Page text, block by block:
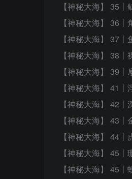
【神秘大海】 35
【神秘大海】 36
【神秘大海】 37
【神秘大海】 38
【神秘大海】 39
【神秘大海】 41
【神秘大海】 42
【神秘大海】 43丨
【神秘大海】 44
【神秘大海】 45
【神秘大海】 45